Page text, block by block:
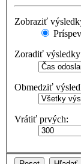
Zobraziť
Zoradiť
Obmedziť
Vrátiť prvých: